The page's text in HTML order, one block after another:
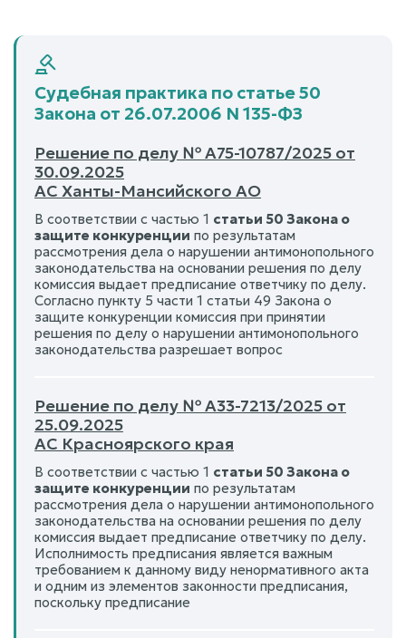
Судебная практика по статье 50
Закона от 26.07.2006 N 135-ФЗ
Решение по делу № А75-10787/2025 от
30.09.2025
АС Ханты-Мансийского АО
В соответствии с частью 1 статьи 50 Закона о
защите конкуренции по результатам
рассмотрения дела о нарушении антимонопольного
законодательства на основании решения по делу
комиссия выдает предписание ответчику по делу.
Согласно пункту 5 части 1 статьи 49 Закона о
защите конкуренции комиссия при принятии
решения по делу о нарушении антимонопольного
законодательства разрешает вопрос
Решение по делу № А33-7213/2025 от
25.09.2025
АС Красноярского края
В соответствии с частью 1 статьи 50 Закона о
защите конкуренции по результатам
рассмотрения дела о нарушении антимонопольного
законодательства на основании решения по делу
комиссия выдает предписание ответчику по делу.
Исполнимость предписания является важным
требованием к данному виду ненормативного акта
и одним из элементов законности предписания,
поскольку предписание